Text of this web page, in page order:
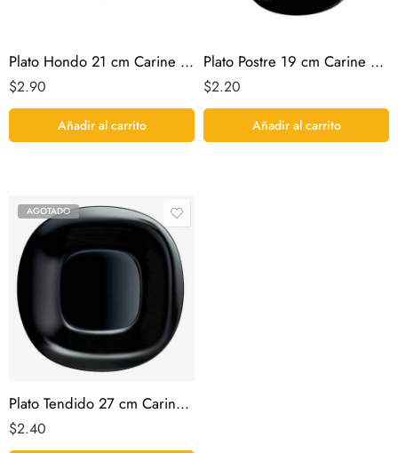
Plato Hondo 21 cm Carine Noir Luminarc
$2.90
Añadir al carrito
Plato Postre 19 cm Carine Noir Luminarc
$2.20
Añadir al carrito
AGOTADO
Plato Tendido 27 cm Carine Noir Luminarc
$2.40